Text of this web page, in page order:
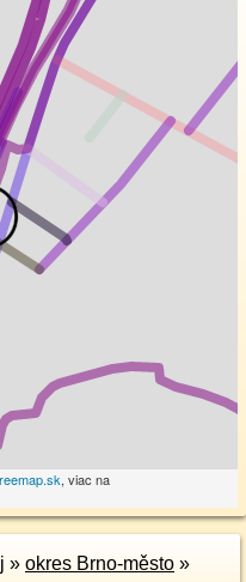
, viac na
» okres Brno-město »